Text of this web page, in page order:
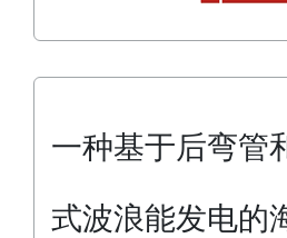
一种基于后弯管
式波浪能发电的